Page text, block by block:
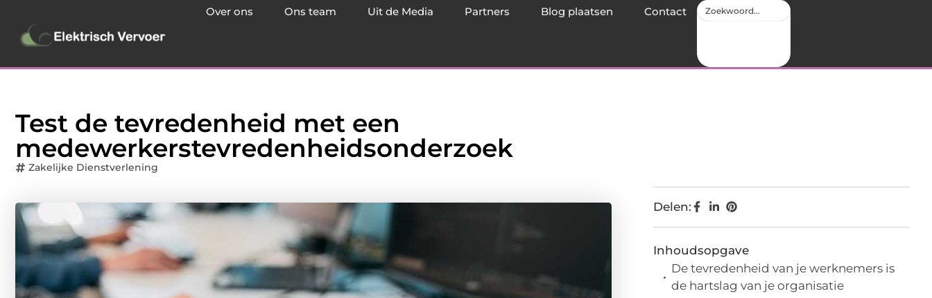
Over ons Ons team Uit de Media Partners Blog plaatsen Contact
Test de tevredenheid met een
medewerkerstevredenheidsonderzoek
Zakelijke Dienstverlening
Delen:
Inhoudsopgave
De tevredenheid van je werknemers is
de hartslag van je organisatie